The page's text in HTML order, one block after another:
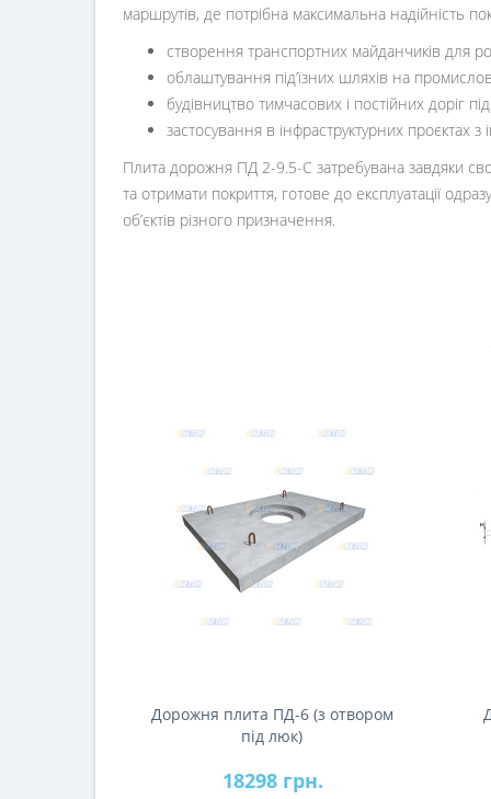
маршрутів, де потрібна максимальна надійність
створення транспортних майданчиків для
облаштування під’їзних шляхів на
будівництво тимчасових і постійних доріг
застосування в інфраструктурних проєктах
Плита дорожня ПД 2-9.5-С затребувана завдяки
та отримати покриття, готове до експлуатації
об’єктів різного призначення.
Дорожня плита ПД-6 (з отвором
під люк)
18298 грн.